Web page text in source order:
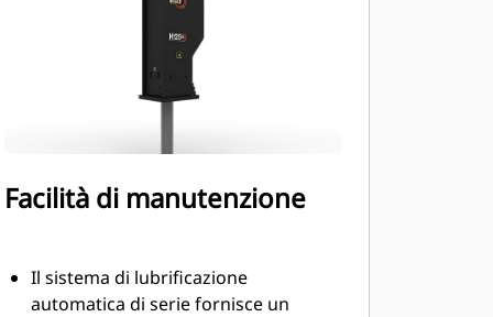
Facilità di manutenzione
Il sistema di lubrificazione
automatica di serie fornisce un